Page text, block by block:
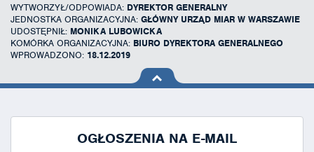
WYTWORZYŁ/ODPOWIADA: DYREKTOR GENERALNY
JEDNOSTKA ORGANIZACYJNA: GŁÓWNY URZĄD MIAR W WARSZAWIE
UDOSTĘPNIŁ: MONIKA LUBOWICKA
KOMÓRKA ORGANIZACYJNA: BIURO DYREKTORA GENERALNEGO
WPROWADZONO: 18.12.2019
na górę
OGŁOSZENIA NA E-MAIL